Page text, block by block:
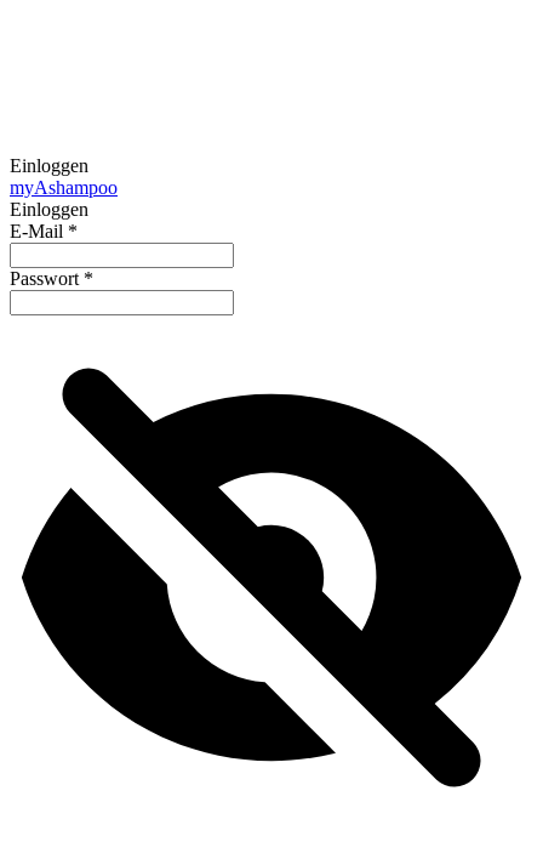
Einloggen
myAshampoo
Einloggen
E-Mail *
Passwort *